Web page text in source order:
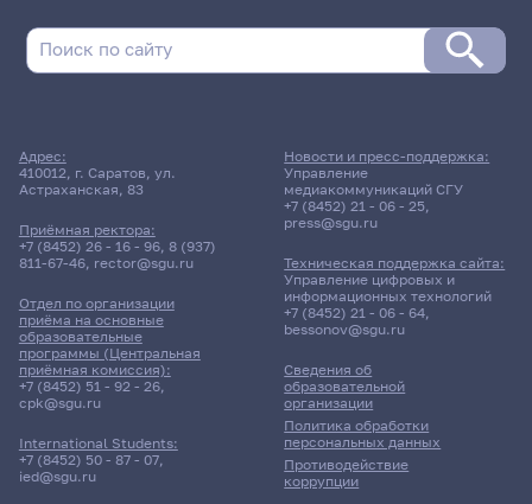
Адрес:
410012, г. Саратов, ул.
Астраханская, 83
Приёмная ректора:
+7 (8452) 26 - 16 - 96, 8 (937)
811-67-46, rector@sgu.ru
Отдел по организации
приёма на основные
образовательные
программы (Центральная
приёмная комиссия):
+7 (8452) 51 - 92 - 26,
cpk@sgu.ru
International Students:
+7 (8452) 50 - 87 - 07,
ied@sgu.ru
Сведения об
образовательной
организации
Политика обработки
персональных данных
Противодействие
коррупции
Новости и пресс-поддержка:
Управление
медиакоммуникаций СГУ
+7 (8452) 21 - 06 - 25,
press@sgu.ru
Техническая поддержка сайта:
Управление цифровых и
информационных технологий
+7 (8452) 21 - 06 - 64,
bessonov@sgu.ru